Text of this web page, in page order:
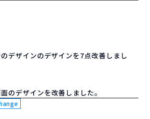
デザインのデザインを7点改善しまし
のデザインを改善しました。